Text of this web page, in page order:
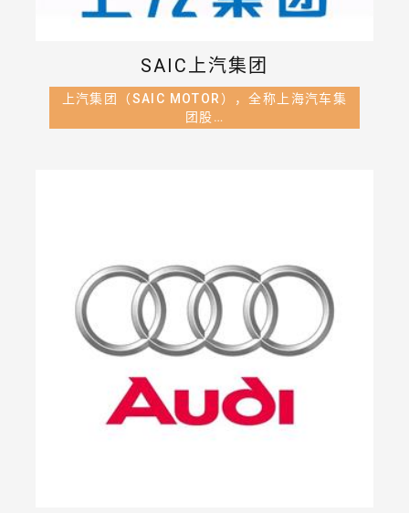
SAIC上汽集团‌
上汽集团（SAIC MOTOR），全称上海汽车集
团股…